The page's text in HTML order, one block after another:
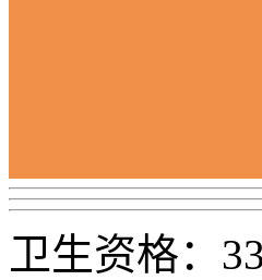
卫生资格：